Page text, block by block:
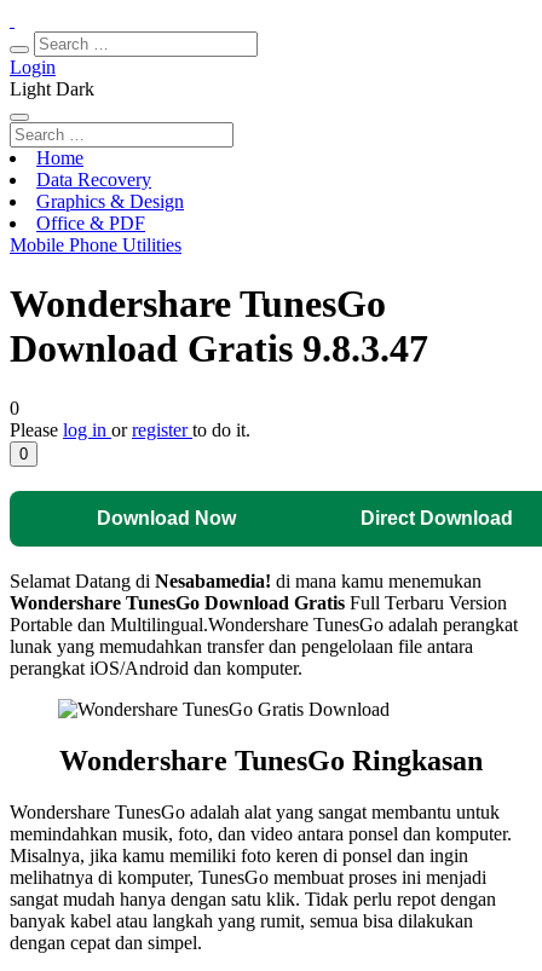
Login
Light Dark
Home
Data Recovery
Graphics & Design
Office & PDF
Mobile Phone Utilities
Wondershare TunesGo
Download Gratis 9.8.3.47
0
Please log in orregisterto do it.
0
Download Now Direct Download
Selamat Datang di Nesabamedia! di mana kamu menemukan
Wondershare TunesGo Download Gratis Full Terbaru Version
Portable dan Multilingual.Wondershare TunesGo adalah perangkat
lunak yang memudahkan transfer dan pengelolaan file antara
perangkat iOS/Android dan komputer.
Wondershare TunesGo Ringkasan
Wondershare TunesGo adalah alat yang sangat membantu untuk
memindahkan musik, foto, dan video antara ponsel dan komputer.
Misalnya, jika kamu memiliki foto keren di ponsel dan ingin
melihatnya di komputer, TunesGo membuat proses ini menjadi
sangat mudah hanya dengan satu klik. Tidak perlu repot dengan
banyak kabel atau langkah yang rumit, semua bisa dilakukan
dengan cepat dan simpel.